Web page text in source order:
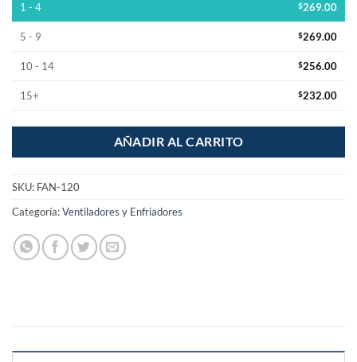
1 - 4 $269.00
5 - 9 $269.00
10 - 14 $256.00
15+ $232.00
AÑADIR AL CARRITO
SKU: FAN-120
Categoría:Ventiladores y Enfriadores